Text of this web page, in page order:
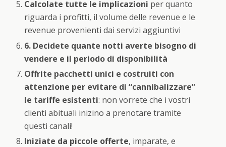
Calcolate tutte le implicazioni per quanto
riguarda i profitti, il volume delle revenue e le
revenue provenienti dai servizi aggiuntivi
6. Decidete quante notti averte bisogno di
vendere e il periodo di disponibilità
Offrite pacchetti unici e costruiti con
attenzione per evitare di “cannibalizzare”
le tariffe esistenti: non vorrete che i vostri
clienti abituali inizino a prenotare tramite
questi canali!
Iniziate da piccole offerte, imparate, e